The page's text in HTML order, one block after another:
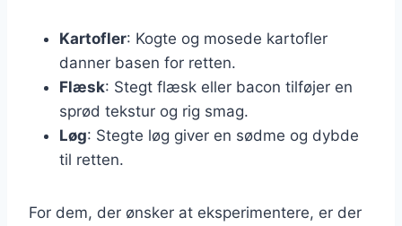
Kartofler: Kogte og mosede kartofler
danner basen for retten.
Flæsk: Stegt flæsk eller bacon tilføjer en
sprød tekstur og rig smag.
Løg: Stegte løg giver en sødme og dybde
til retten.
For dem, der ønsker at eksperimentere, er der